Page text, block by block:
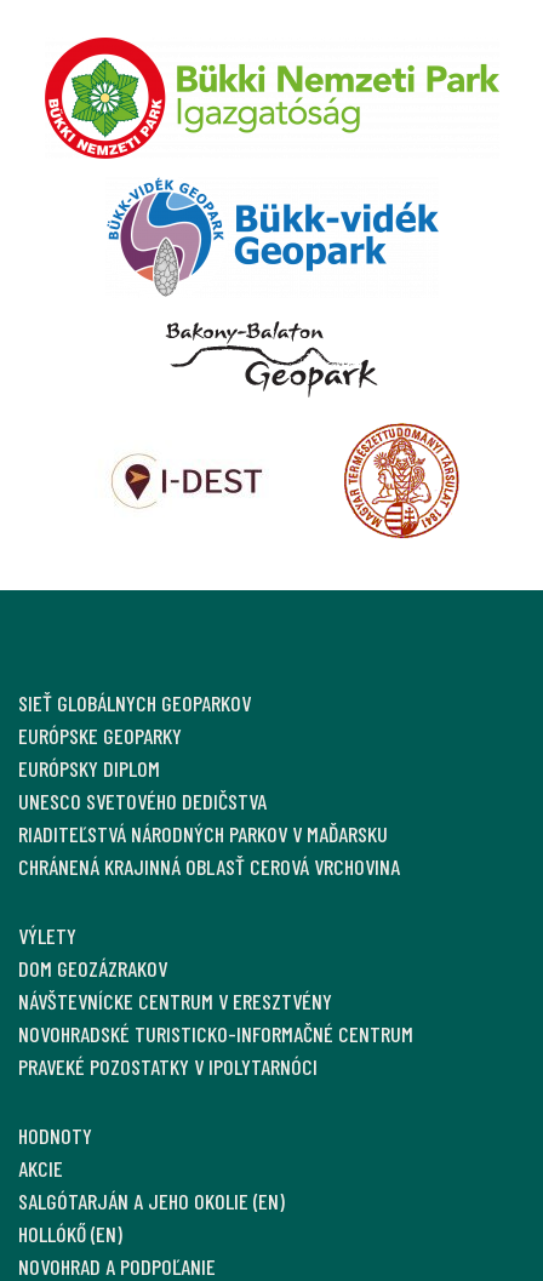
SIEŤ GLOBÁLNYCH GEOPARKOV
EURÓPSKE GEOPARKY
EURÓPSKY DIPLOM
UNESCO SVETOVÉHO DEDIČSTVA
RIADITEĽSTVÁ NÁRODNÝCH PARKOV V MAĎARSKU
CHRÁNENÁ KRAJINNÁ OBLASŤ CEROVÁ VRCHOVINA
VÝLETY
DOM GEOZÁZRAKOV
NÁVŠTEVNÍCKE CENTRUM V ERESZTVÉNY
NOVOHRADSKÉ TURISTICKO-INFORMAČNÉ CENTRUM
PRAVEKÉ POZOSTATKY V IPOLYTARNÓCI
HODNOTY
AKCIE
SALGÓTARJÁN A JEHO OKOLIE (EN)
HOLLÓKŐ (EN)
NOVOHRAD A PODPOĽANIE